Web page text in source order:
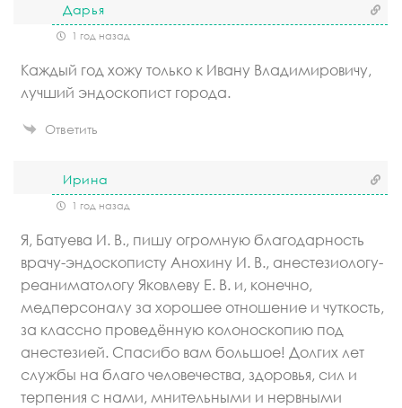
Дарья
1 год назад
Каждый год хожу только к Ивану Владимировичу,
лучший эндоскопист города.
Ответить
Ирина
1 год назад
Я, Батуева И. В., пишу огромную благодарность
врачу-эндоскописту Анохину И. В., анестезиологу-
реаниматологу Яковлеву Е. В. и, конечно,
медперсоналу за хорошее отношение и чуткость,
за классно проведённую колоноскопию под
анестезией. Спасибо вам большое! Долгих лет
службы на благо человечества, здоровья, сил и
терпения с нами, мнительными и нервными